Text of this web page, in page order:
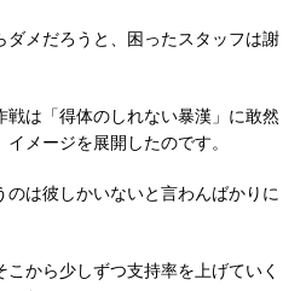
ダメだろうと、困ったスタッフは謝
戦は「得体のしれない暴漢」に敢然
メージを展開したのです。
は彼しかいないと言わんばかりに
から少しずつ支持率を上げていく